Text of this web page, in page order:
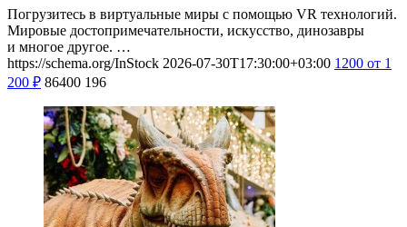
Погрузитесь в виртуальные миры с помощью VR технологий.
Мировые достопримечательности, искусство, динозавры
и многое другое. …
https://schema.org/InStock 2026-07-30T17:30:00+03:00 1200 от 1
200 ₽ 86400 196